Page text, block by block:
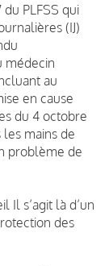
PLFSS qui
(IJ)
médecin
au
en cause
du 4 octobre
mains de
problème de
Il s’agit là d’un
des